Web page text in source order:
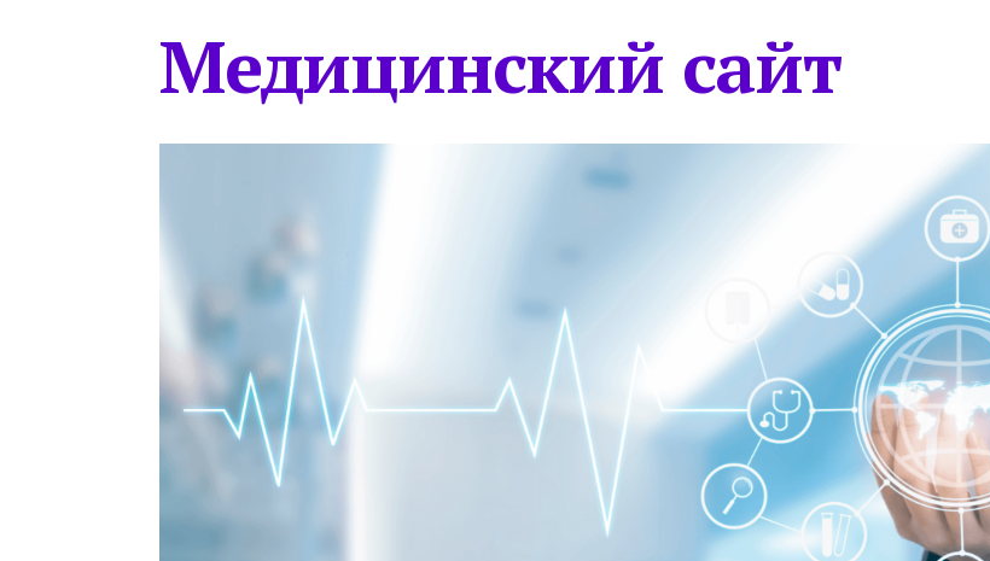
Медицинский сайт